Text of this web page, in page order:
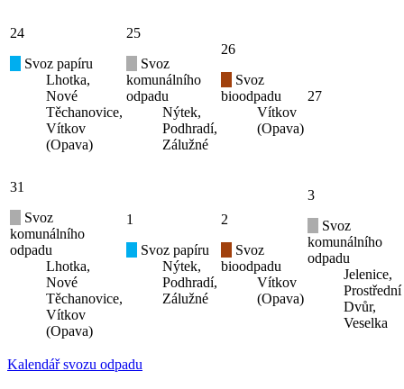
24
Svoz papíru
Lhotka,
Nové
Těchanovice,
Vítkov
(Opava)
25
Svoz
komunálního
odpadu
Nýtek,
Podhradí,
Zálužné
26
Svoz
bioodpadu
Vítkov
(Opava)
27
31
Svoz
komunálního
odpadu
Lhotka,
Nové
Těchanovice,
Vítkov
(Opava)
1
Svoz papíru
Nýtek,
Podhradí,
Zálužné
2
Svoz
bioodpadu
Vítkov
(Opava)
3
Svoz
komunálního
odpadu
Jelenice,
Prostřední
Dvůr,
Veselka
Kalendář svozu odpadu